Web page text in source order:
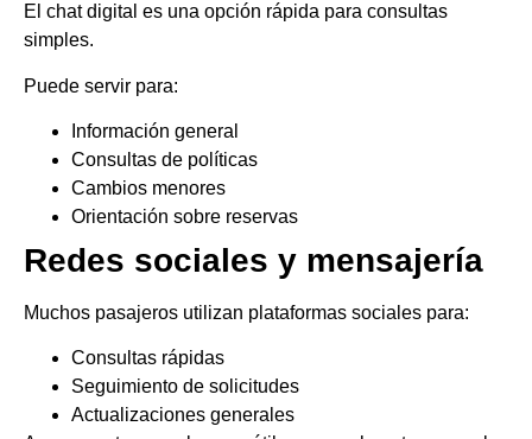
El chat digital es una opción rápida para consultas
simples.
Puede servir para:
Información general
Consultas de políticas
Cambios menores
Orientación sobre reservas
Redes sociales y mensajería
Muchos pasajeros utilizan plataformas sociales para:
Consultas rápidas
Seguimiento de solicitudes
Actualizaciones generales